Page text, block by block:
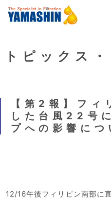
トピックス
【第2報】フィ
した台風22号
プへの影響につ
12/16午後フィリピン南部に